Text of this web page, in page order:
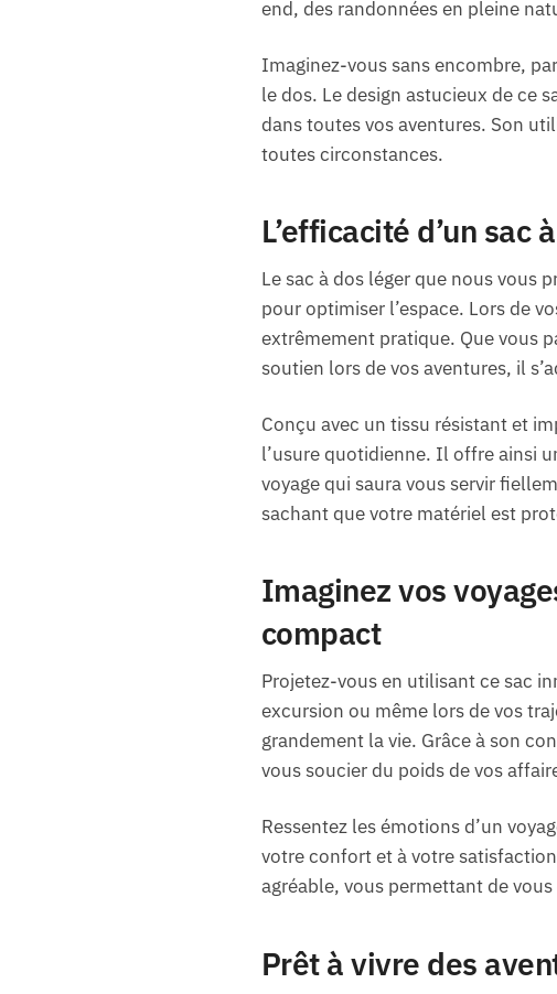
end, des randonnées en pleine
Imaginez-vous sans encombre,
le dos. Le design astucieux de ce
dans toutes vos aventures. Son
toutes circonstances.
L’efficacité d’un
Le sac à dos léger que nous vous
pour optimiser l’espace. Lors de
extrêmement pratique. Que vous
soutien lors de vos aventures, il
Conçu avec un tissu résistant et
l’usure quotidienne. Il offre ainsi
voyage qui saura vous servir
sachant que votre matériel est
Imaginez vos
compact
Projetez-vous en utilisant ce sac
excursion ou même lors de vos
grandement la vie. Grâce à son
vous soucier du poids de vos
Ressentez les émotions d’un
votre confort et à votre
agréable, vous permettant de
Prêt à vivre des